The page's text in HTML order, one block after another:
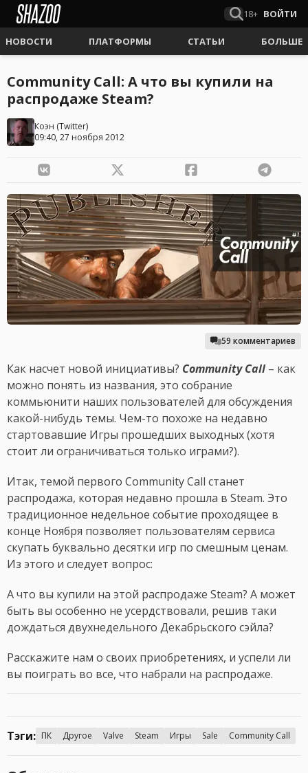
18+ ВОЙТИ
НОВОСТИ ПЛАТФОРМЫ СТАТЬИ БОЛЬШЕ
Community Call: А что вы купили на
распродаже Steam?
Коэн (Twitter)
09:40, 27 ноября 2012
59 комментариев
Как насчет новой инициативы? Community Call – как
можно понять из названия, это собрание
коммьюнити наших пользователей для обсуждения
какой-нибудь темы. Чем-то похоже на недавно
стартовавшие Игры прошедших выходных (хотя
стоит ли ограничиваться только играми?).
Итак, темой первого Community Call станет
распродажа, которая недавно прошла в Steam. Это
традиционное недельное событие проходящее в
конце Ноября позволяет пользователям сервиса
скупать буквально десятки игр по смешным ценам.
Из этого и следует вопрос:
А что вы купили на этой распродаже Steam? А может
быть вы особенно не усердствовали, решив таки
дождаться двухнедельного Декабрьского сэйла?
Расскажите нам о своих приобретениях, и успели ли
вы поиграть во все, что набрали на распродаже.
Тэги: ПК Другое Valve Steam Игры Sale Community Call